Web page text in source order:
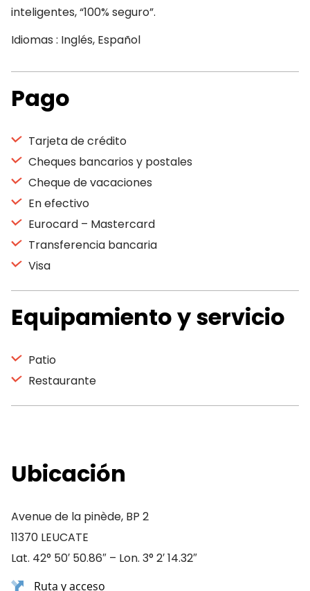
inteligentes, “100% seguro”.
Idiomas : Inglés, Español
Pago
Tarjeta de crédito
Cheques bancarios y postales
Cheque de vacaciones
En efectivo
Eurocard – Mastercard
Transferencia bancaria
Visa
Equipamiento y servicio
Patio
Restaurante
Ubicación
Avenue de la pinède, BP 2
11370 LEUCATE
Lat. 42° 50′ 50.86″ – Lon. 3° 2′ 14.32″
Ruta y acceso